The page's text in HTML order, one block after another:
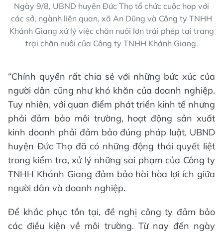
Ngày 9/8, UBND huyện Đức Thọ tổ chức cuộc họp với
các sở, ngành liên quan, xã An Dũng và Công ty TNHH
Khánh Giang xử lý việc chăn nuôi lợn trái phép tại trang
trại chăn nuôi của Công ty TNHH Khánh Giang.
“Chính quyền rất chia sẻ với những bức xúc của
người dân cũng như khó khăn của doanh nghiệp.
Tuy nhiên, với quan điểm phát triển kinh tế nhưng
phải đảm bảo môi trường, hoạt động sản xuất
kinh doanh phải đảm bảo đúng pháp luật, UBND
huyện Đức Thọ đã có những động thái quyết liệt
trong kiểm tra, xử lý những sai phạm của Công ty
TNHH Khánh Giang đảm bảo hài hòa lợi ích giữa
người dân và doanh nghiệp.
Để khắc phục tồn tại, đề nghị công ty đảm bảo
các điều kiện về môi trường. Từ nay đến ngày